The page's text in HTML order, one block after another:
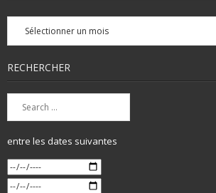
Archives
mensuelles
RECHERCHER
entre les dates suivantes